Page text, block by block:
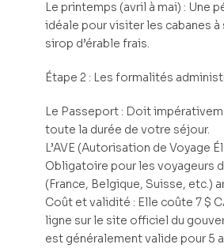
Le printemps (avril à mai) : Une
idéale pour visiter les cabanes
sirop d’érable frais.
Étape 2 : Les formalités
Le Passeport : Doit
toute la durée de votre séjour.
L’AVE (Autorisation de Voyage
Obligatoire pour les voyageurs
(France, Belgique, Suisse, etc.)
Coût et validité : Elle coûte 7 $
ligne sur le site officiel du
est généralement valide pour 5